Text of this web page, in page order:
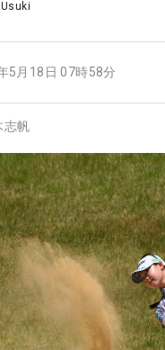
5月18日 07時58分
志帆